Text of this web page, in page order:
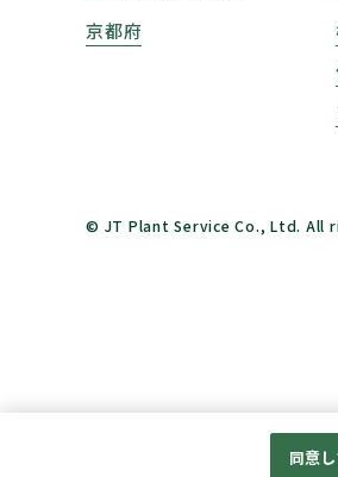
京都府
© JT Plant Service Co., Ltd. All
同意